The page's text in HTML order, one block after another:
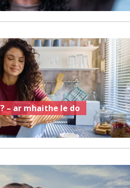
– ar mhaithe le do